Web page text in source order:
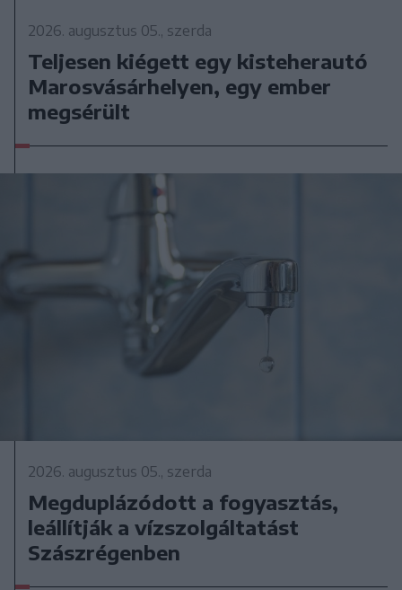
2026. augusztus 05., szerda
Teljesen kiégett egy kisteherautó
Marosvásárhelyen, egy ember
megsérült
2026. augusztus 05., szerda
Megduplázódott a fogyasztás,
leállítják a vízszolgáltatást
Szászrégenben